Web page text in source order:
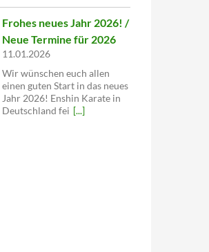
Frohes neues Jahr 2026! /
Neue Termine für 2026
11.01.2026
Wir wünschen euch allen
einen guten Start in das neues
Jahr 2026! Enshin Karate in
Deutschland fei [...]